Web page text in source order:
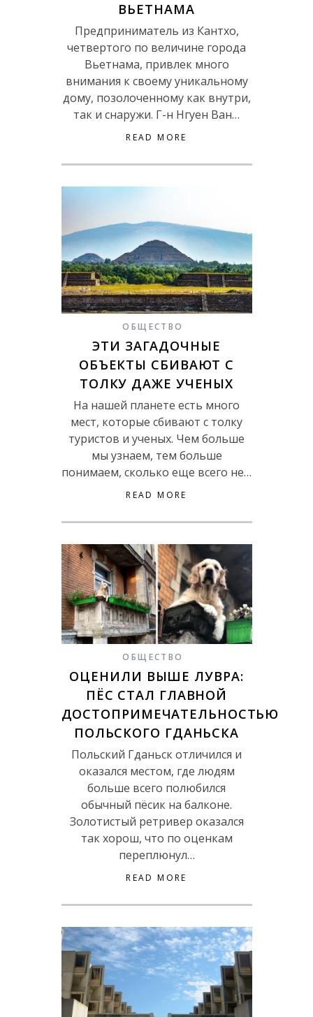
ВЬЕТНАМА
Предприниматель из Кантхо,
четвертого по величине города
Вьетнама, привлек много
внимания к своему уникальному
дому, позолоченному как внутри,
так и снаружи. Г-н Нгуен Ван…
READ MORE
ОБЩЕСТВО
ЭТИ ЗАГАДОЧНЫЕ
ОБЪЕКТЫ СБИВАЮТ С
ТОЛКУ ДАЖЕ УЧЕНЫХ
На нашей планете есть много
мест, которые сбивают с толку
туристов и ученых. Чем больше
мы узнаем, тем больше
понимаем, сколько еще всего не…
READ MORE
ОБЩЕСТВО
ОЦЕНИЛИ ВЫШЕ ЛУВРА:
ПЁС СТАЛ ГЛАВНОЙ
ДОСТОПРИМЕЧАТЕЛЬНОСТЬЮ
ПОЛЬСКОГО ГДАНЬСКА
Польский Гданьск отличился и
оказался местом, где людям
больше всего полюбился
обычный пёсик на балконе.
Золотистый ретривер оказался
так хорош, что по оценкам
переплюнул…
READ MORE